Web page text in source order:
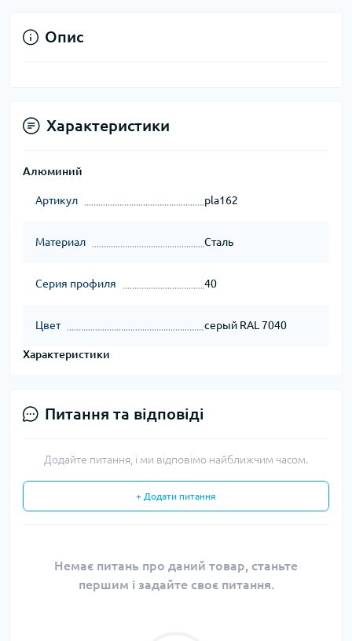
Опис
Характеристики
Алюминий
Артикул pla162
Материал Сталь
Серия профиля 40
Цвет серый RAL 7040
Характеристики
Питання та відповіді
Додайте питання, і ми відповімо найближчим часом.
+ Додати питання
Немає питань про даний товар, станьте
першим і задайте своє питання.